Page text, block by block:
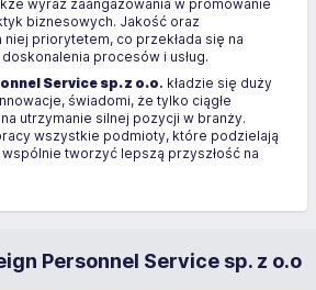
wyraz zaangażowania w promowanie
biznesowych. Jakość oraz
priorytetem, co przekłada się na
procesów i usług.
Service sp. z o.o. kładzie się duży
świadomi, że tylko ciągłe
utrzymanie silnej pozycji w branży.
wszystkie podmioty, które podzielają
tworzyć lepszą przyszłość na
Personnel Service sp. z o.o